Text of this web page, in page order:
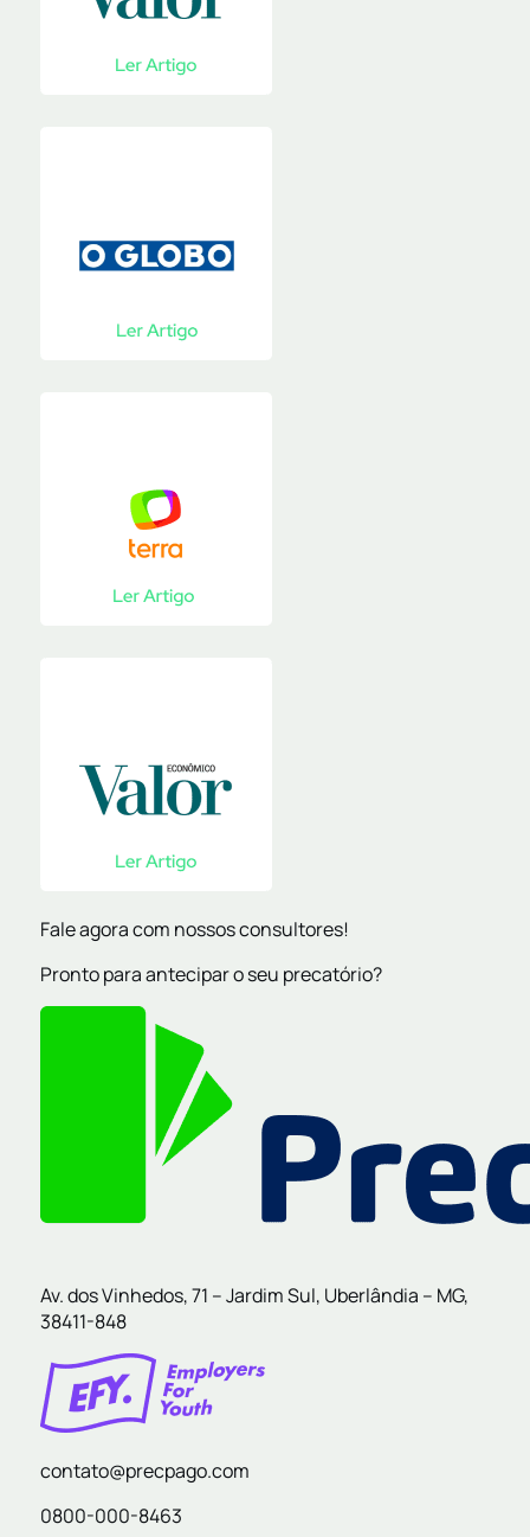
Fale agora com nossos consultores!
Pronto para antecipar o seu precatório?
Av. dos Vinhedos, 71 – Jardim Sul, Uberlândia – MG,
38411-848
contato@precpago.com
0800-000-8463